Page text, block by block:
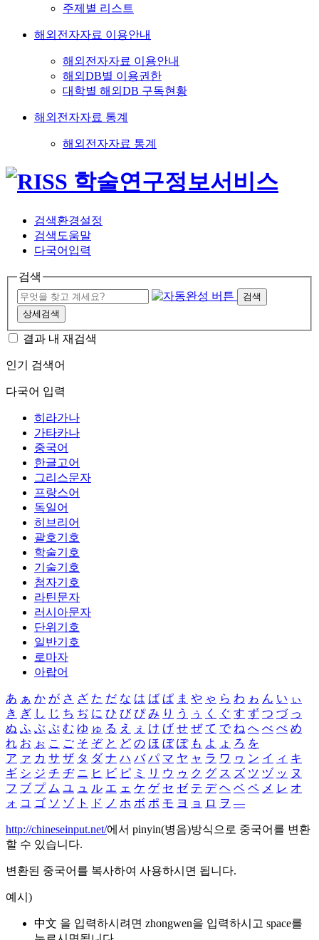
주제별 리스트
해외전자자료 이용안내
해외전자자료 이용안내
해외DB별 이용권한
대학별 해외DB 구독현황
해외전자자료 통계
해외전자자료 통계
검색환경설정
검색도움말
다국어입력
검색
검색
상세검색
결과 내 재검색
인기 검색어
다국어 입력
히라가나
가타카나
중국어
한글고어
그리스문자
프랑스어
독일어
히브리어
괄호기호
학술기호
기술기호
첨자기호
라틴문자
러시아문자
단위기호
일반기호
로마자
아랍어
あ ぁ か が さ ざ た だ な は ば ぱ ま や ゃ ら わ ゎ ん い ぃ
き ぎ し じ ち ぢ に ひ び ぴ み り う ぅ く ぐ す ず つ づ っ
ぬ ふ ぶ ぷ む ゆ ゅ る え ぇ け げ せ ぜ て で ね へ べ ぺ め
れ お ぉ こ ご そ ぞ と ど の ほ ぼ ぽ も よ ょ ろ を
ア ァ カ サ ザ タ ダ ナ ハ バ パ マ ヤ ャ ラ ワ ヮ ン イ ィ キ
ギ シ ジ チ ヂ ニ ヒ ビ ピ ミ リ ウ ゥ ク グ ス ズ ツ ヅ ッ ヌ
フ ブ プ ム ユ ュ ル エ ェ ケ ゲ セ ゼ テ デ ヘ ベ ペ メ レ オ
ォ コ ゴ ソ ゾ ト ド ノ ホ ボ ポ モ ヨ ョ ロ ヲ ―
http://chineseinput.net/에서 pinyin(병음)방식으로 중국어를 변환
할 수 있습니다.
변환된 중국어를 복사하여 사용하시면 됩니다.
예시)
中文 을 입력하시려면 zhongwen을 입력하시고 space를